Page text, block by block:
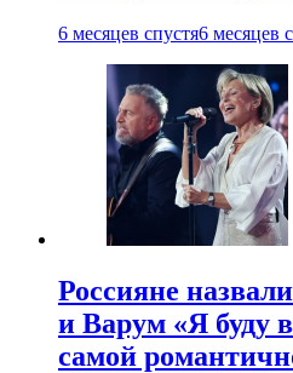
6 месяцев спустя6 месяцев
Россияне
и Варум «Я буду
самой